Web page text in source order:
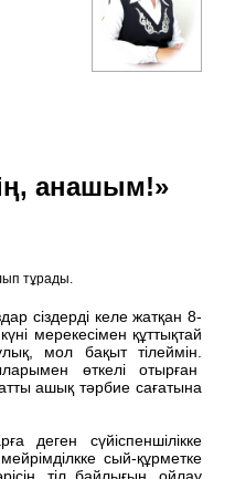
анашым!»
тұрады.
сіздерді келе жатқан 8-
мерекесімен құттықтай
мол бақыт тілеймін.
өткелі отырған
ашық тәрбие сағатына
деген сүйіспеншілікке
сый-құрметке
тіл байлығын, ойлау